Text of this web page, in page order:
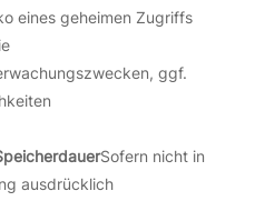
eines geheimen Zugriffs
ggf.
Sofern nicht in
ausdrücklich